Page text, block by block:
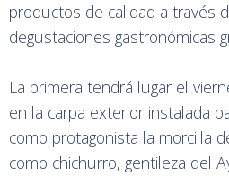
productos de calidad a través
degustaciones gastronómicas
La primera tendrá lugar el
en la carpa exterior instalada
como protagonista la morcilla
como chichurro, gentileza del